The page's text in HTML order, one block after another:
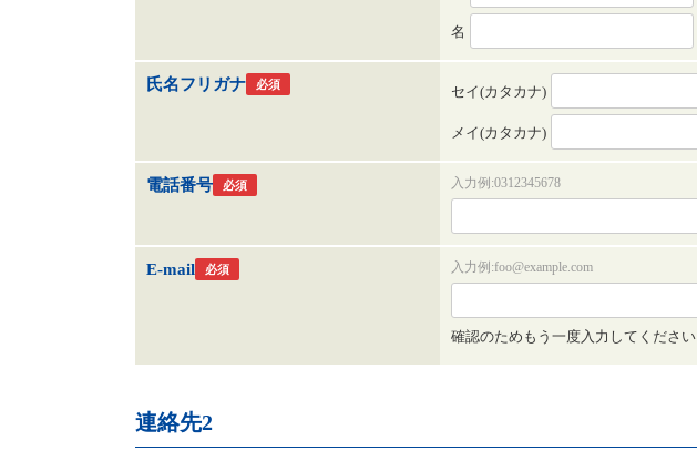
名
氏名フリガナ 必須 セイ(カタカナ)
メイ(カタカナ)
電話番号 必須 入力例:0312345678
E-mail 必須 入力例:foo@example.com
確認のためもう一度入力してください
連絡先2